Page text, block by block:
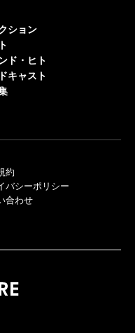
ション
ド・ヒト
キャスト
約
バシーポリシー
合わせ